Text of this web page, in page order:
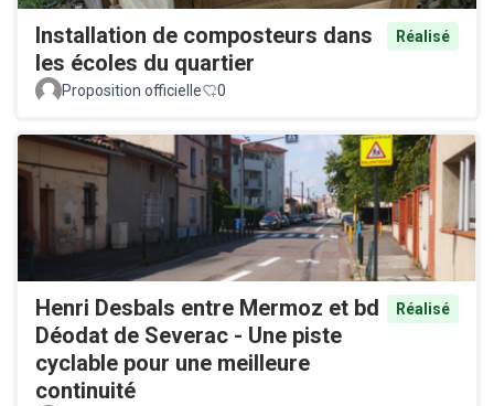
Installation de composteurs dans
les écoles du quartier
Réalisé
Proposition officielle 0
Henri Desbals entre Mermoz et bd
Déodat de Severac - Une piste
cyclable pour une meilleure
continuité
Réalisé